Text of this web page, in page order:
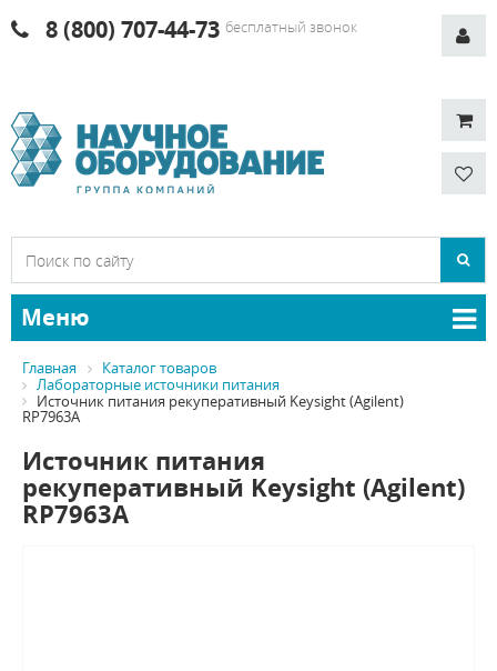
8 (800) 707-44-73 бесплатный звонок
Меню
Главная
Каталог товаров
Лабораторные источники питания
Источник питания рекуперативный Keysight (Agilent)
RP7963A
Источник питания
рекуперативный Keysight (Agilent)
RP7963A